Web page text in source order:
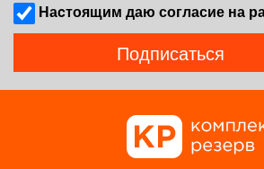
Наcтоящим даю согласие на
Подписаться